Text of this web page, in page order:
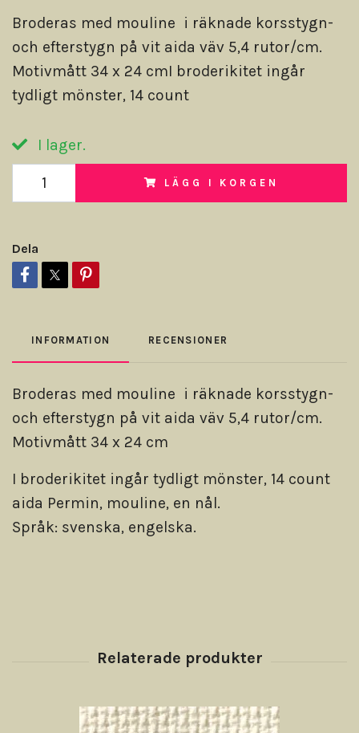
Broderas med mouline i räknade korsstygn-
och efterstygn på vit aida väv 5,4 rutor/cm.
Motivmått 34 x 24 cmI broderikitet ingår
tydligt mönster, 14 count
I lager.
LÄGG I KORGEN
Dela
INFORMATION RECENSIONER
Broderas med mouline i räknade korsstygn-
och efterstygn på vit aida väv 5,4 rutor/cm.
Motivmått 34 x 24 cm
I broderikitet ingår tydligt mönster, 14 count
aida Permin, mouline, en nål.
Språk: svenska, engelska.